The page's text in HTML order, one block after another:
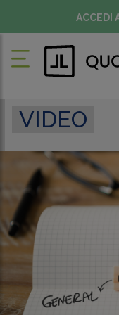
ACCEDI
VIDEO